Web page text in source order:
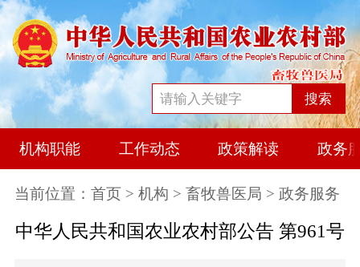
搜索
机构职能 工作动态 政策解读 政务
当前位置： 首页 > 机构 > 畜牧兽医局 > 政务服务
中华人民共和国农业农村部公告 第961号